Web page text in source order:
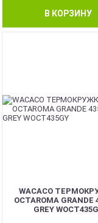
В КОРЗИНУ
WACACO
OCTAROMA GRANDE
GREY